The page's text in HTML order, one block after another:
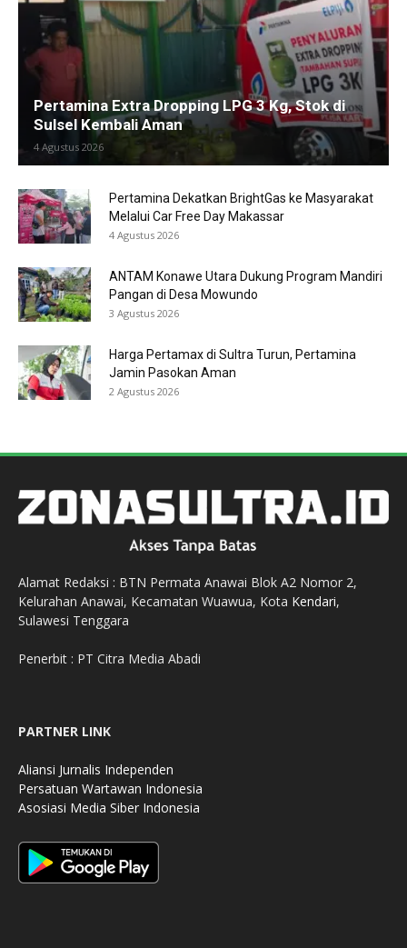
Pertamina Extra Dropping LPG 3 Kg, Stok di
Sulsel Kembali Aman
4 Agustus 2026
Pertamina Dekatkan BrightGas ke Masyarakat
Melalui Car Free Day Makassar
4 Agustus 2026
ANTAM Konawe Utara Dukung Program Mandiri
Pangan di Desa Mowundo
3 Agustus 2026
Harga Pertamax di Sultra Turun, Pertamina
Jamin Pasokan Aman
2 Agustus 2026
Alamat Redaksi : BTN Permata Anawai Blok A2 Nomor 2,
Kelurahan Anawai, Kecamatan Wuawua, Kota Kendari,
Sulawesi Tenggara
Penerbit : PT Citra Media Abadi
PARTNER LINK
Aliansi Jurnalis Independen
Persatuan Wartawan Indonesia
Asosiasi Media Siber Indonesia